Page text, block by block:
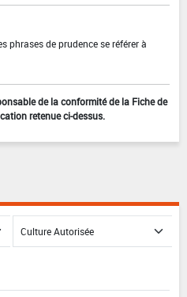
phrases de prudence se référer à
de la conformité de la Fiche de
retenue ci-dessus.